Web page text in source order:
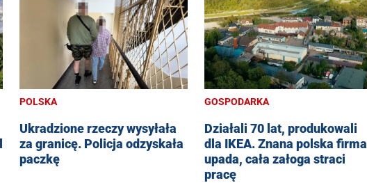
POLSKA
Ukradzione rzeczy wysyłała
za granicę. Policja odzyskała
paczkę
GOSPODARKA
Działali 70 lat, produkowali
dla IKEA. Znana polska firma
upada, cała załoga straci
pracę